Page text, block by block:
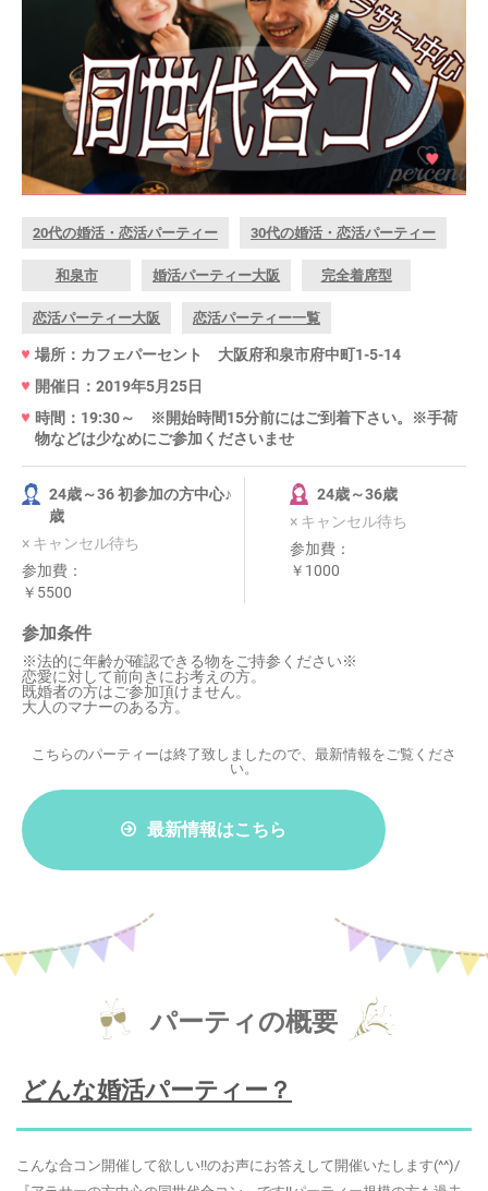
20代の婚活・恋活パーティー 30代の婚活・恋活パーティー
和泉市 婚活パーティー大阪 完全着席型
恋活パーティー大阪 恋活パーティー一覧
場所：カフェパーセント 大阪府和泉市府中町1-5-14
開催日：2019年5月25日
時間：19:30～ ※開始時間15分前にはご到着下さい。※手荷
物などは少なめにご参加くださいませ
24歳～36 初参加の方中心♪
歳
× キャンセル待ち
参加費：
￥5500
24歳～36歳
× キャンセル待ち
参加費：
￥1000
参加条件
※法的に年齢が確認できる物をご持参ください※
恋愛に対して前向きにお考えの方。
既婚者の方はご参加頂けません。
大人のマナーのある方。
こちらのパーティーは終了致しましたので、最新情報をご覧くださ
い。
最新情報はこちら
パーティの概要
どんな婚活パーティー？
こんな合コン開催して欲しい!!のお声にお答えして開催いたします(^^)/